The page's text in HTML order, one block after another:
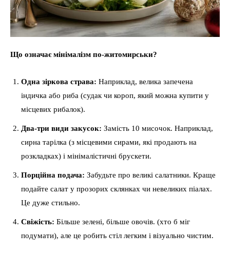
Що означає мінімалізм по-житомирськи?
Одна зіркова страва: Наприклад, велика запечена
індичка або риба (судак чи короп, який можна купити у
місцевих рибалок).
Два-три види закусок: Замість 10 мисочок. Наприклад,
сирна тарілка (з місцевими сирами, які продають на
розкладках) і мінімалістичні брускети.
Порційна подача: Забудьте про великі салатники. Краще
подайте салат у прозорих склянках чи невеликих піалах.
Це дуже стильно.
Свіжість: Більше зелені, більше овочів. (хто б міг
подумати), але це робить стіл легким і візуально чистим.